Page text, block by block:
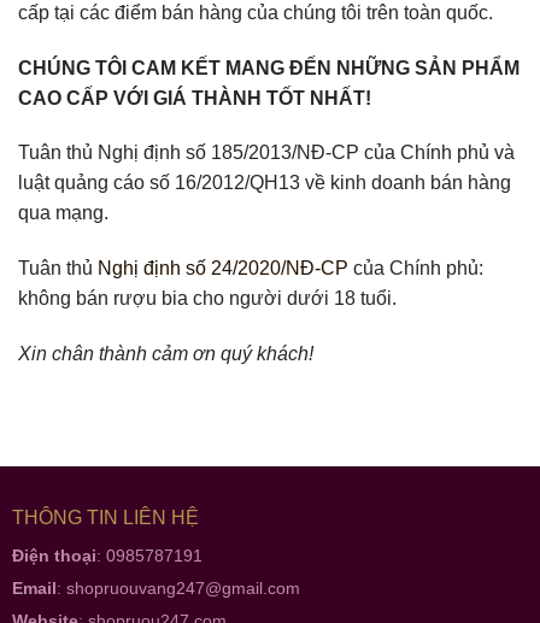
cấp tại các điểm bán hàng của chúng tôi trên toàn quốc.
CHÚNG TÔI CAM KẾT MANG ĐẾN NHỮNG SẢN PHẨM
CAO CẤP VỚI GIÁ THÀNH TỐT NHẤT!
Tuân thủ Nghị định số 185/2013/NĐ-CP của Chính phủ và
luật quảng cáo số 16/2012/QH13 về kinh doanh bán hàng
qua mạng.
Tuân thủ Nghị định số 24/2020/NĐ-CP của Chính phủ:
không bán rượu bia cho người dưới 18 tuổi.
Xin chân thành cảm ơn quý khách!
THÔNG TIN LIÊN HỆ
Điện thoại: 0985787191
Email: shopruouvang247@gmail.com